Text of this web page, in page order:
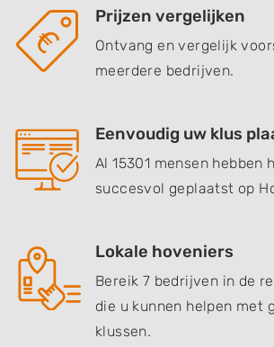
Prijzen vergelijken
Ontvang en vergelijk
meerdere bedrijven.
Eenvoudig uw klus
Al 15301 mensen hebben
succesvol geplaatst op
Lokale hoveniers
Bereik 7 bedrijven in de
die u kunnen helpen met
klussen.